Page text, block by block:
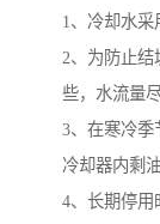
1、冷却水采
2、为防止
些，水流量
3、在寒冷季
冷却器内剩
4、长期停用